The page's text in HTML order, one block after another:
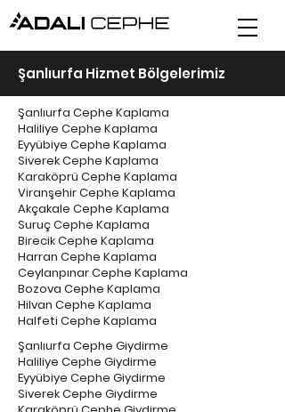
Şanlıurfa Hizmet Bölgelerimiz
Şanlıurfa Cephe Kaplama
Haliliye Cephe Kaplama
Eyyübiye Cephe Kaplama
Siverek Cephe Kaplama
Karaköprü Cephe Kaplama
Viranşehir Cephe Kaplama
Akçakale Cephe Kaplama
Suruç Cephe Kaplama
Birecik Cephe Kaplama
Harran Cephe Kaplama
Ceylanpınar Cephe Kaplama
Bozova Cephe Kaplama
Hilvan Cephe Kaplama
Halfeti Cephe Kaplama
Şanlıurfa Cephe Giydirme
Haliliye Cephe Giydirme
Eyyübiye Cephe Giydirme
Siverek Cephe Giydirme